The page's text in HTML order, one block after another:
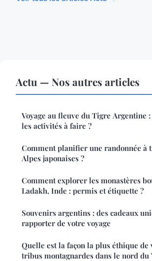
Actu — Nos autres articles
Voyage au fleuve du Tigre Argentine
les activités à faire ?
Comment planifier une randonnée à
Alpes japonaises ?
Comment explorer les monastères
Ladakh, Inde : permis et étiquette ?
Souvenirs argentins : des cadeaux
rapporter de votre voyage
Quelle est la façon la plus éthique
tribus montagnardes dans le nord du